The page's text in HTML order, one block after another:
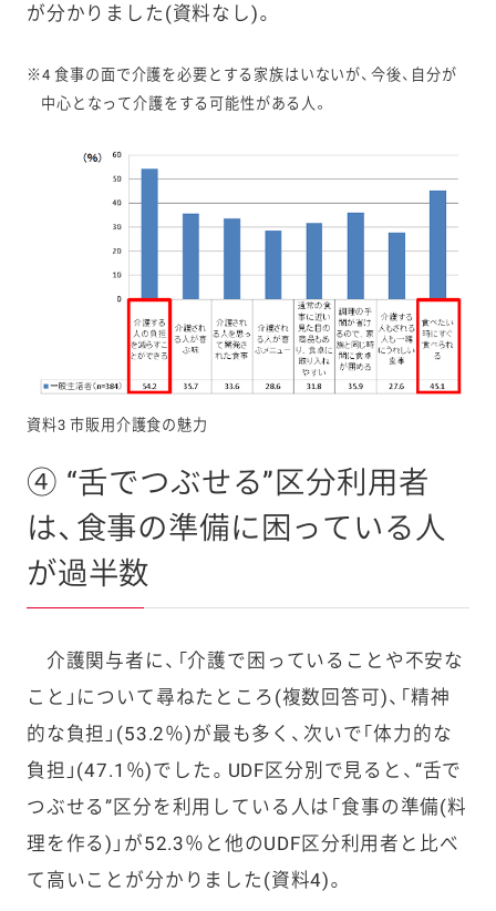
が分かりました(資料なし)。
※4 食事の面で介護を必要とする家族はいないが、今後、自分が
中心となって介護をする可能性がある人。
資料3 市販用介護食の魅力
④ “舌でつぶせる”区分利用者
は、食事の準備に困っている人
が過半数
介護関与者に、「介護で困っていることや不安な
こと」について尋ねたところ(複数回答可)、「精神
的な負担」(53.2％)が最も多く、次いで「体力的な
負担」(47.1％)でした。UDF区分別で見ると、“舌で
つぶせる”区分を利用している人は「食事の準備(料
理を作る)」が52.3％と他のUDF区分利用者と比べ
て高いことが分かりました(資料4)。